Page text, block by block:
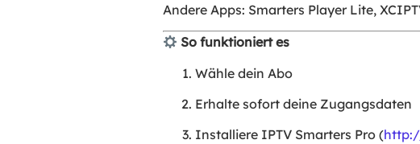
Andere Apps: Smarters Player Lite,
So funktioniert es
Wähle dein Abo
Erhalte sofort deine Zugangsdaten
Installiere IPTV Smarters Pro (